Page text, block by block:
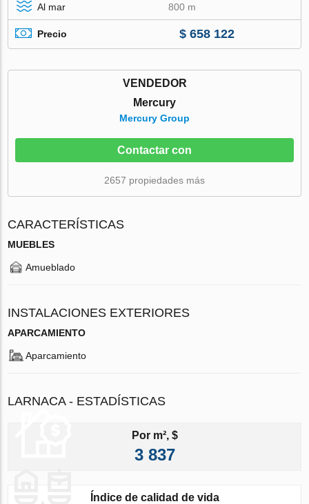
Al mar
800 m
Precio $ 658 122
VENDEDOR
Mercury
Mercury Group
Contactar con
2657 propiedades más
CARACTERÍSTICAS
MUEBLES
Amueblado
INSTALACIONES EXTERIORES
APARCAMIENTO
Aparcamiento
LARNACA - ESTADÍSTICAS
Por m², $
3 837
Índice de calidad de vida